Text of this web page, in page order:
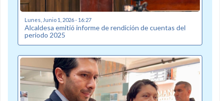
Lunes, Junio 1, 2026 - 16:27
Alcaldesa emitió informe de rendición de cuentas del
periodo 2025